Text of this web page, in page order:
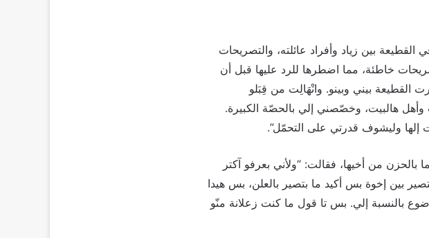
بين زياد وأفراد عائلته، والتصريحات
خاطئة، مما اضطرها للرد عليها قبل أن
القطيعة بيني وبينو. وانْهَالِت من قِبَلو
هالبيت، وخصّصني إلي بالحصّة الكبيرة.
إلها وليشوف قدرتي على التحمّل”.
بالحزن من أخيها، فقالت: “ولأني بعرفو آكتر
بين إخوة بس أكيد ما بتصير بالعلن، بس هيدا
بالنسبة إلي. بس تا قول ما كنت زعلانة منّو